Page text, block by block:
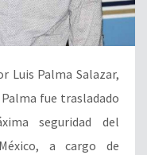
Luis Palma Salazar,
fue trasladado
seguridad del
a cargo de